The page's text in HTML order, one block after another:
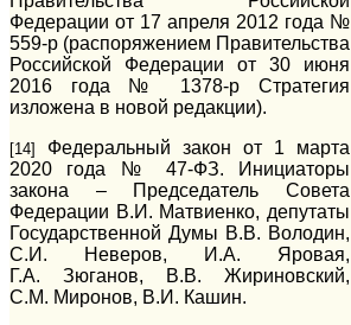
Федерации от 17 апреля 2012 года №
559-р (распоряжением Правительства
Российской Федерации от 30 июня
2016 года № 1378-р Стратегия
изложена в новой редакции).
[14]
Федеральный закон от 1 марта
2020 года № 47-ФЗ. Инициаторы
закона – Председатель Совета
Федерации В.И. Матвиенко, депутаты
Государственной Думы В.В. Володин,
С.И. Неверов, И.А. Яровая,
Г.А. Зюганов, В.В. Жириновский,
С.М. Миронов, В.И. Кашин.